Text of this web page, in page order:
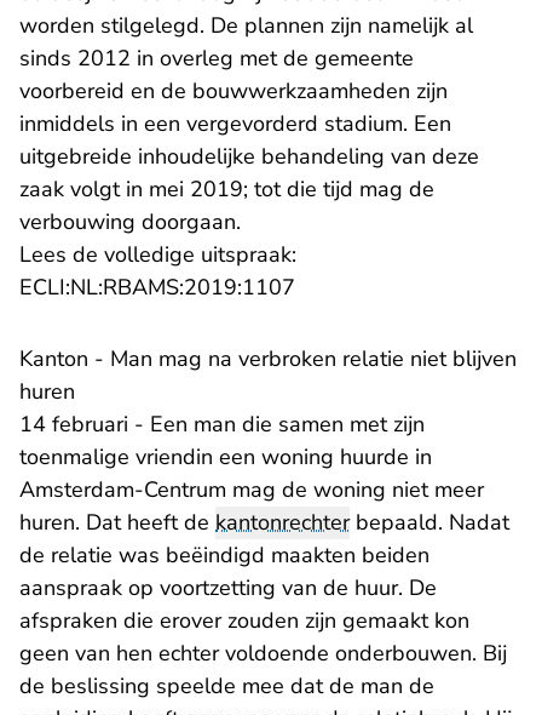
worden stilgelegd. De plannen zijn namelijk al
sinds 2012 in overleg met de gemeente
voorbereid en de bouwwerkzaamheden zijn
inmiddels in een vergevorderd stadium. Een
uitgebreide inhoudelijke behandeling van deze
zaak volgt in mei 2019; tot die tijd mag de
verbouwing doorgaan.
Lees de volledige uitspraak:
ECLI:NL:RBAMS:2019:1107
Kanton - Man mag na verbroken relatie niet blijven
huren
14 februari - Een man die samen met zijn
toenmalige vriendin een woning huurde in
Amsterdam-Centrum mag de woning niet meer
huren. Dat heeft de kantonrechterbepaald. Nadat
de relatie was beëindigd maakten beiden
aanspraak op voortzetting van de huur. De
afspraken die erover zouden zijn gemaakt kon
geen van hen echter voldoende onderbouwen. Bij
de beslissing speelde mee dat de man de